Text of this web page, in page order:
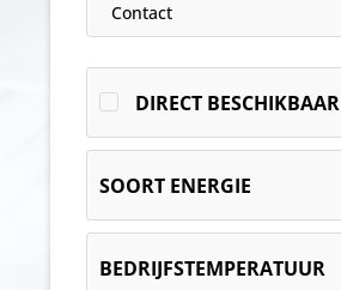
Contact
DIRECT BESCHIKBAAR
SOORT ENERGIE
BEDRIJFSTEMPERATUUR